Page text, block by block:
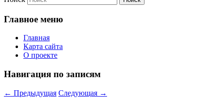
Главное меню
Главная
Карта сайта
О проекте
Навигация по записям
← Предыдущая Следующая →